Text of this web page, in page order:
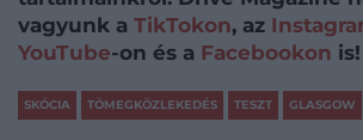
vagyunk a TikTokon, az
YouTube-on és a Facebookon is!
SKÓCIA TÖMEGKÖZLEKEDÉS TESZT GLASGOW